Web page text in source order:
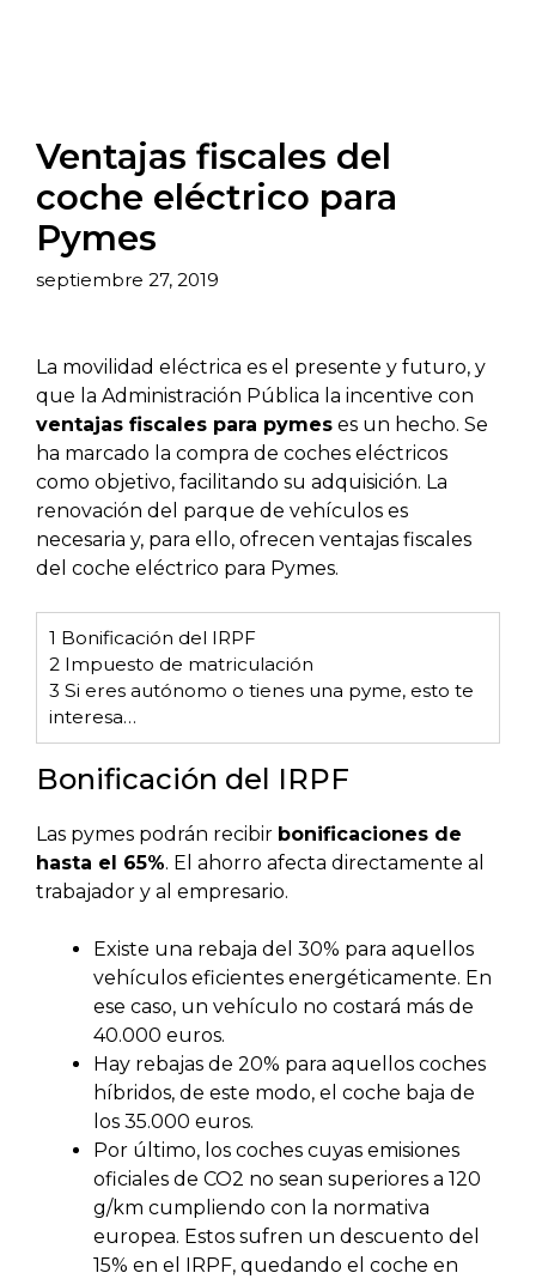
Ventajas fiscales del
coche eléctrico para
Pymes
septiembre 27, 2019
La movilidad eléctrica es el presente y futuro, y
que la Administración Pública la incentive con
ventajas fiscales para pymes es un hecho. Se
ha marcado la compra de coches eléctricos
como objetivo, facilitando su adquisición. La
renovación del parque de vehículos es
necesaria y, para ello, ofrecen ventajas fiscales
del coche eléctrico para Pymes.
1 Bonificación del IRPF
2 Impuesto de matriculación
3 Si eres autónomo o tienes una pyme, esto te
interesa…
Bonificación del IRPF
Las pymes podrán recibir bonificaciones de
hasta el 65%. El ahorro afecta directamente al
trabajador y al empresario.
Existe una rebaja del 30% para aquellos
vehículos eficientes energéticamente. En
ese caso, un vehículo no costará más de
40.000 euros.
Hay rebajas de 20% para aquellos coches
híbridos, de este modo, el coche baja de
los 35.000 euros.
Por último, los coches cuyas emisiones
oficiales de CO2 no sean superiores a 120
g/km cumpliendo con la normativa
europea. Estos sufren un descuento del
15% en el IRPF, quedando el coche en